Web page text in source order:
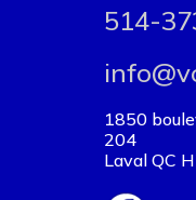
514-
1850
204
Laval QC